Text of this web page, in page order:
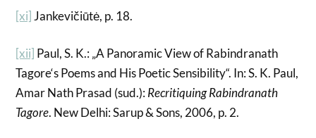
[xi] Jankevičiūtė, p. 18.
[xii] Paul, S. K.: „A Panoramic View of Rabindranath
Tagore‘s Poems and His Poetic Sensibility“. In: S. K. Paul,
Amar Nath Prasad (sud.):Recritiquing Rabindranath
Tagore. New Delhi: Sarup & Sons, 2006, p. 2.